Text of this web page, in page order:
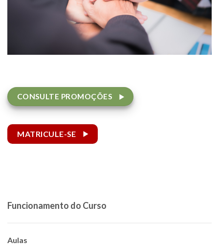
CONSULTE PROMOÇÕES
MATRICULE-SE
Funcionamento do Curso
Aulas